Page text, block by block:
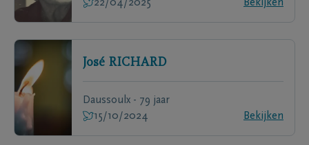
22/04/2025
Bekijken
José RICHARD
Daussoulx - 79 jaar
15/10/2024
Bekijken